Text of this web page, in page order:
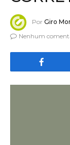
Por Giro
Nenhum